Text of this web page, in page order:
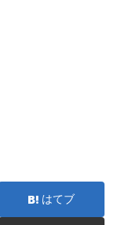
はてブ